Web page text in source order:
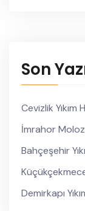
Son
Cevizlik Yıkım
İmrahor Moloz
Bahçeşehir
Demirkapı